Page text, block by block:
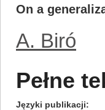
On a
A. Biró
Pełne
Języki publikacji